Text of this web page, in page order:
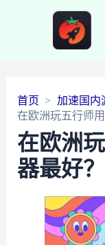
首页
加速国内
在欧洲玩五行师
在欧洲
器最好